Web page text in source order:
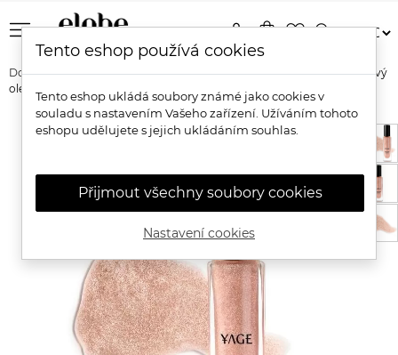
menu shopping_bagfavorite_bordersearch
person
Domů Značky Yage Organics
Yage Levandulový třpytivý tělový
olej Provence Summer
Tento eshop používá cookies
Tento eshop ukládá soubory známé jako cookies v
souladu s nastavením Vašeho zařízení. Užíváním tohoto
eshopu udělujete s jejich ukládáním souhlas.
Přijmout všechny soubory cookies
Nastavení cookies